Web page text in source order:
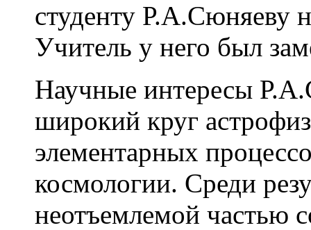
студенту Р.А.Сюняеву
Учитель у него был
Научные интересы
широкий круг
элементарных
космологии. Среди
неотъемлемой частью